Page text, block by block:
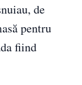
de
pentru
fiind